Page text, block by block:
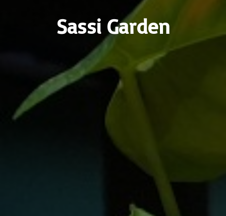
Sassi Garden